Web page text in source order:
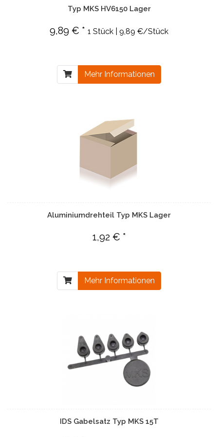
Typ MKS HV6150 Lager
9,89 € * 1 Stück | 9,89 €/Stück
Mehr Informationen
Aluminiumdrehteil Typ MKS Lager
1,92 € *
Mehr Informationen
IDS Gabelsatz Typ MKS 15T